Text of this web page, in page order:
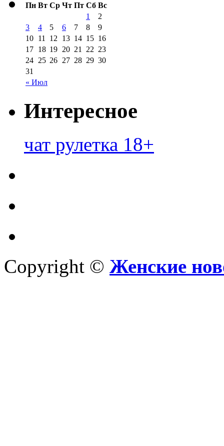
Пн Вт Ср Чт Пт Сб Вс
« Июл
1
2
3
4 5 6 7 8
9
10 11 12 13 14 15 16
17 18 19 20 21 22 23
24 25 26 27 28 29 30
31
Интересное
чат рулетка 18+
Copyright © Женские